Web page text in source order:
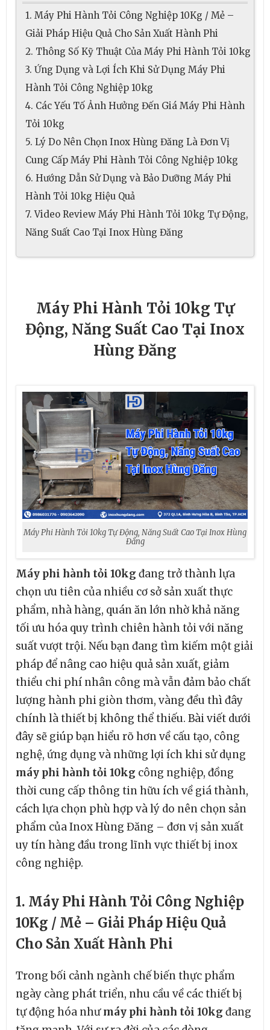
1. Máy Phi Hành Tỏi Công Nghiệp 10Kg / Mẻ –
Giải Pháp Hiệu Quả Cho Sản Xuất Hành Phi
2. Thông Số Kỹ Thuật Của Máy Phi Hành Tỏi 10kg
3. Ứng Dụng và Lợi Ích Khi Sử Dụng Máy Phi
Hành Tỏi Công Nghiệp 10kg
4. Các Yếu Tố Ảnh Hưởng Đến Giá Máy Phi Hành
Tỏi 10kg
5. Lý Do Nên Chọn Inox Hùng Đăng Là Đơn Vị
Cung Cấp Máy Phi Hành Tỏi Công Nghiệp 10kg
6. Hướng Dẫn Sử Dụng và Bảo Dưỡng Máy Phi
Hành Tỏi 10kg Hiệu Quả
7. Video Review Máy Phi Hành Tỏi 10kg Tự Động,
Năng Suất Cao Tại Inox Hùng Đăng
Máy Phi Hành Tỏi 10kg Tự
Động, Năng Suất Cao Tại Inox
Hùng Đăng
Máy Phi Hành Tỏi 10kg Tự Động, Năng Suất Cao Tại Inox Hùng
Đăng
Máy phi hành tỏi 10kg đang trở thành lựa
chọn ưu tiên của nhiều cơ sở sản xuất thực
phẩm, nhà hàng, quán ăn lớn nhờ khả năng
tối ưu hóa quy trình chiên hành tỏi với năng
suất vượt trội. Nếu bạn đang tìm kiếm một giải
pháp để nâng cao hiệu quả sản xuất, giảm
thiểu chi phí nhân công mà vẫn đảm bảo chất
lượng hành phi giòn thơm, vàng đều thì đây
chính là thiết bị không thể thiếu. Bài viết dưới
đây sẽ giúp bạn hiểu rõ hơn về cấu tạo, công
nghệ, ứng dụng và những lợi ích khi sử dụng
máy phi hành tỏi 10kg công nghiệp, đồng
thời cung cấp thông tin hữu ích về giá thành,
cách lựa chọn phù hợp và lý do nên chọn sản
phẩm của Inox Hùng Đăng – đơn vị sản xuất
uy tín hàng đầu trong lĩnh vực thiết bị inox
công nghiệp.
1. Máy Phi Hành Tỏi Công Nghiệp
10Kg / Mẻ – Giải Pháp Hiệu Quả
Cho Sản Xuất Hành Phi
Trong bối cảnh ngành chế biến thực phẩm
ngày càng phát triển, nhu cầu về các thiết bị
tự động hóa nhưmáy phi hành tỏi 10kg đang